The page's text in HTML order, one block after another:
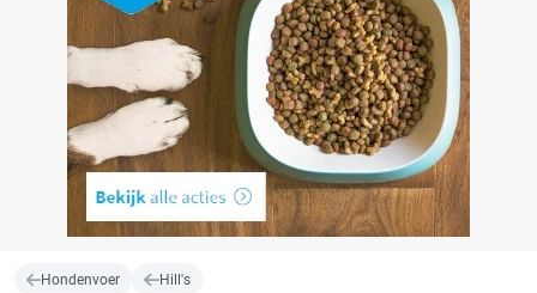
Hondenvoer Hill's